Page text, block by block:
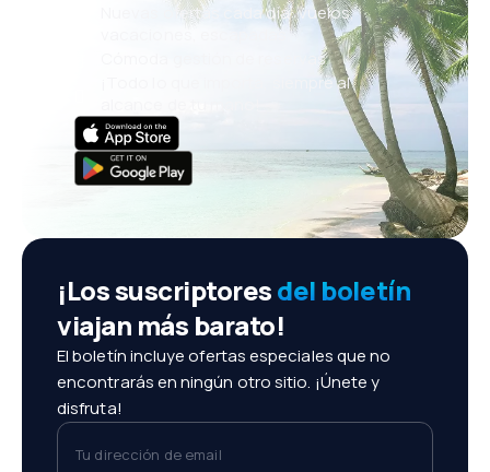
Nuevas ofertas cada día: vuelos,
vacaciones, escapadas
Cómoda gestión de reservas
¡Todo lo que importa, siempre al
¡Los suscriptoresdel boletín
viajan más barato!
El boletín incluye ofertas especiales que no
encontrarás en ningún otro sitio. ¡Únete y
disfruta!
Tu dirección de email